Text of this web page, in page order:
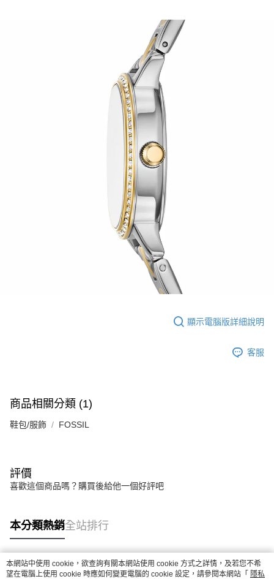
顯示電腦版詳細說明
客服
商品相關分類 (1)
鞋包/服飾 FOSSIL
評價
喜歡這個商品嗎？購買後給他一個好評吧
本分類熱銷全站排行
熱門標籤
本網站中使用 cookie，欲查詢有關本網站使用 cookie 方式之詳情，及若您不希
望在電腦上使用 cookie 時應如何變更電腦的 cookie 設定，請參閱本網站「 隱私